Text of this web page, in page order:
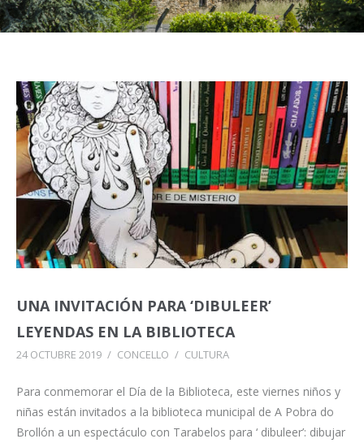
UNA INVITACIÓN PARA ‘DIBULEER’
LEYENDAS EN LA BIBLIOTECA
24 OCTUBRE 2019 / CONCELLO / CULTURA
Para conmemorar el Día de la Biblioteca, este viernes niños y
niñas están invitados a la biblioteca municipal de A Pobra do
Brollón a un espectáculo con Tarabelos para ‘ dibuleer’: dibujar